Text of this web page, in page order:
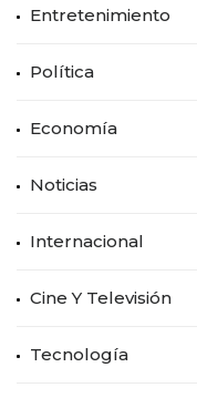
Entretenimiento
Política
Economía
Noticias
Internacional
Cine Y Televisión
Tecnología